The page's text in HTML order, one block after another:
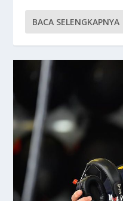
BACA SELENGKAPNYA